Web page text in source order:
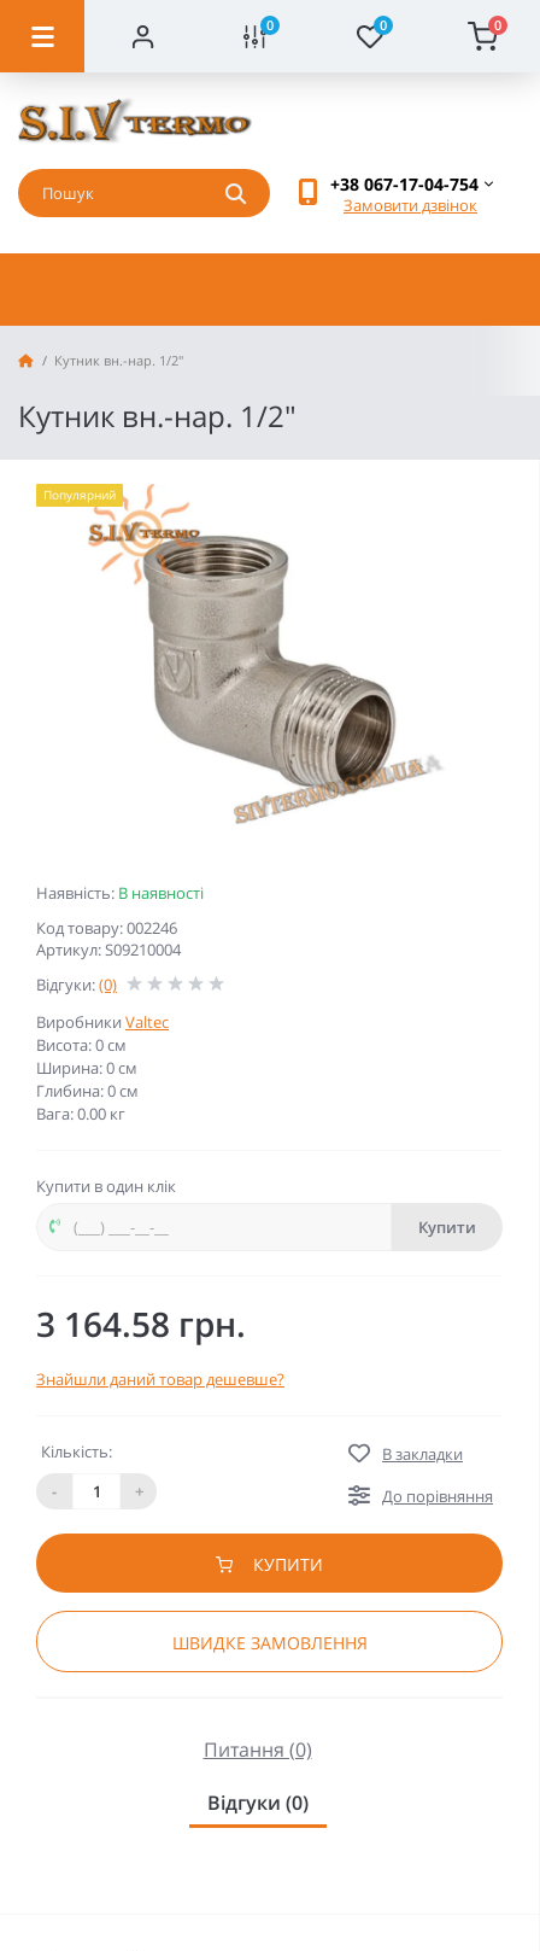
0 0 0
+38 067-17-04-754
Замовити дзвінок
Кутник вн.-нар. 1/2"
Кутник вн.-нар. 1/2"
Наявність: В наявності
Код товару: 002246
Артикул: S09210004
Відгуки:(0)
Виробники Valtec
Висота: 0 см
Ширина: 0 см
Глибина: 0 см
Вага: 0.00 кг
Популярний
Купити в один клік
Купити
3 164.58 грн.
Знайшли даний товар дешевше?
Кількість:
-
+
В закладки
До порівняння
КУПИТИ
ШВИДКЕ ЗАМОВЛЕННЯ
Питання (0)
Відгуки (0)